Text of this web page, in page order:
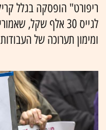
ריפורט" הופסקה בגלל
לגייס 30 אלף
ומימון תערוכה של